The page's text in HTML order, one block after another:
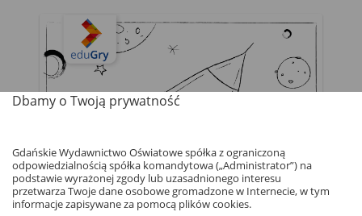
Dbamy o Twoją prywatność
Gdańskie Wydawnictwo Oświatowe spółka z ograniczoną
odpowiedzialnością spółka komandytowa („Administrator”) na
podstawie wyrażonej zgody lub uzasadnionego interesu
przetwarza Twoje dane osobowe gromadzone w Internecie, w tym
informacje zapisywane za pomocą plików cookies.